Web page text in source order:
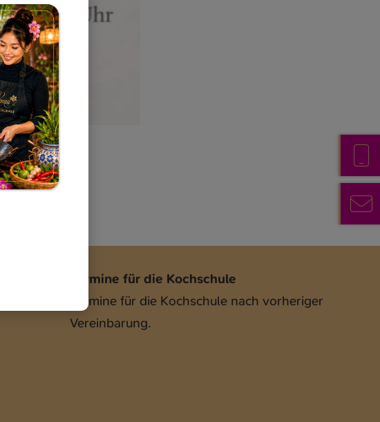
Termine für die Kochschule
Termine für die Kochschule nach vorheriger
Vereinbarung.